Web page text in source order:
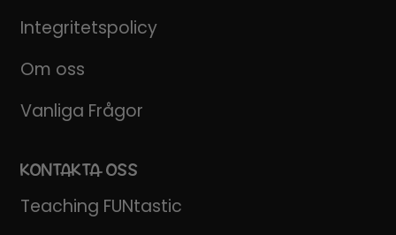
Integritetspolicy
Om oss
Vanliga Frågor
KONTAKTA OSS
Teaching FUNtastic